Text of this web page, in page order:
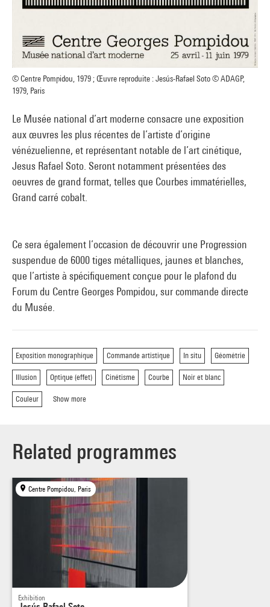
© Centre Pompidou, 1979 ; Œuvre reproduite : Jesús-Rafael Soto © ADAGP,
1979, Paris
Le Musée national d’art moderne consacre une exposition
aux œuvres les plus récentes de l’artiste d’origine
vénézuelienne, et représentant notable de l’art cinétique,
Jesus Rafael Soto. Seront notamment présentées des
oeuvres de grand format, telles que Courbes immatérielles,
Grand carré cobalt.
Ce sera également l’occasion de découvrir une Progression
suspendue de 6000 tiges métalliques, jaunes et blanches,
que l’artiste à spécifiquement conçue pour le plafond du
Forum du Centre Georges Pompidou, sur commande directe
du Musée.
Exposition monographique Commande artistique In situ Géométrie
Illusion Optique (effet) Cinétisme Courbe Noir et blanc
Couleur Show more
Related programmes
Centre Pompidou, Paris
Exhibition